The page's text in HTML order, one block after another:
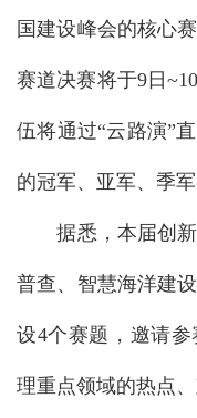
国建设峰会的核心
赛道决赛将于9日
伍将通过“云路演”
的冠军、亚军、季
据悉，本届创新
普查、智慧海洋建
设4个赛题，邀请
理重点领域的热点、